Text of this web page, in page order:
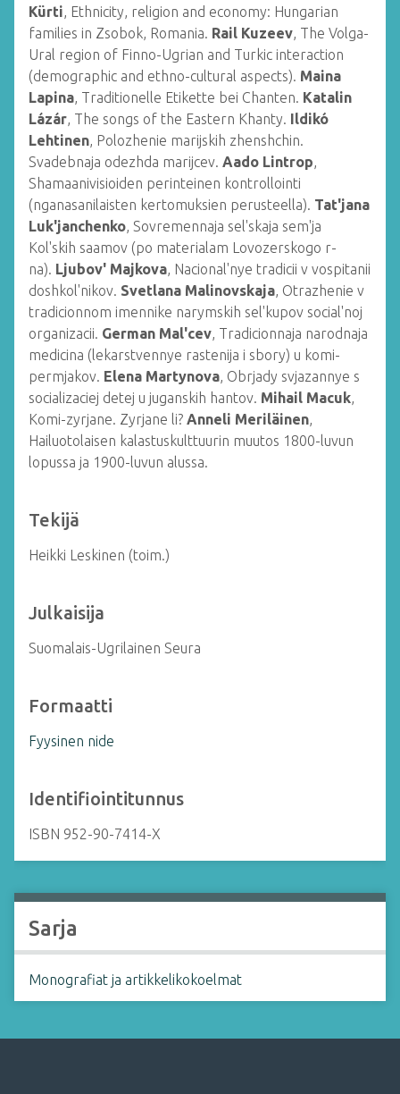
Kürti, Ethnicity, religion and economy: Hungarian
families in Zsobok, Romania. Rail Kuzeev, The Volga-
Ural region of Finno-Ugrian and Turkic interaction
(demographic and ethno-cultural aspects). Maina
Lapina, Traditionelle Etikette bei Chanten. Katalin
Lázár, The songs of the Eastern Khanty. Ildikó
Lehtinen, Polozhenie marijskih zhenshchin.
Svadebnaja odezhda marijcev. Aado Lintrop,
Shamaanivisioiden perinteinen kontrollointi
(nganasanilaisten kertomuksien perusteella). Tat'jana
Luk'janchenko, Sovremennaja sel'skaja sem'ja
Kol'skih saamov (po materialam Lovozerskogo r-
na). Ljubov' Majkova, Nacional'nye tradicii v vospitanii
doshkol'nikov. Svetlana Malinovskaja, Otrazhenie v
tradicionnom imennike narymskih sel'kupov social'noj
organizacii. German Mal'cev, Tradicionnaja narodnaja
medicina (lekarstvennye rastenija i sbory) u komi-
permjakov. Elena Martynova, Obrjady svjazannye s
socializaciej detej u juganskih hantov. Mihail Macuk,
Komi-zyrjane. Zyrjane li? Anneli Meriläinen,
Hailuotolaisen kalastuskulttuurin muutos 1800-luvun
lopussa ja 1900-luvun alussa.
Tekijä
Heikki Leskinen (toim.)
Julkaisija
Suomalais-Ugrilainen Seura
Formaatti
Fyysinen nide
Identifiointitunnus
ISBN 952-90-7414-X
Sarja
Monografiat ja artikkelikokoelmat